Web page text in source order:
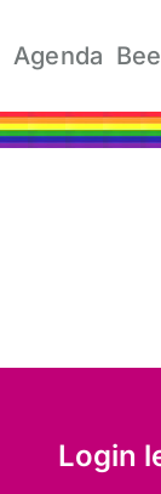
Agenda
Login